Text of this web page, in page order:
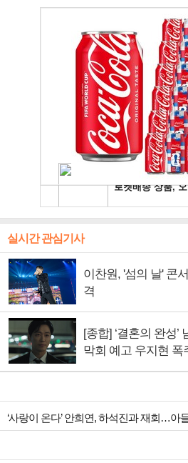
실시간 관심기사
이찬원, '섬의 날' 콘
격
[종합] ‘결혼의 완성
막회 예고 우지현 폭
‘사랑이 온다’ 안희연, 하석진과 재회…아